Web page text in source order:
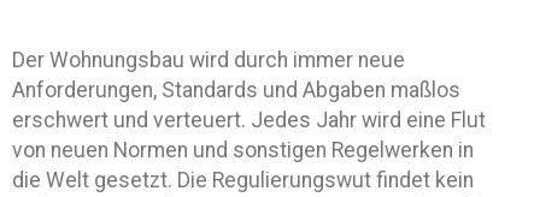
Der Wohnungsbau wird durch immer neue
Anforderungen, Standards und Abgaben maßlos
erschwert und verteuert. Jedes Jahr wird eine Flut
von neuen Normen und sonstigen Regelwerken in
die Welt gesetzt. Die Regulierungswut findet kein